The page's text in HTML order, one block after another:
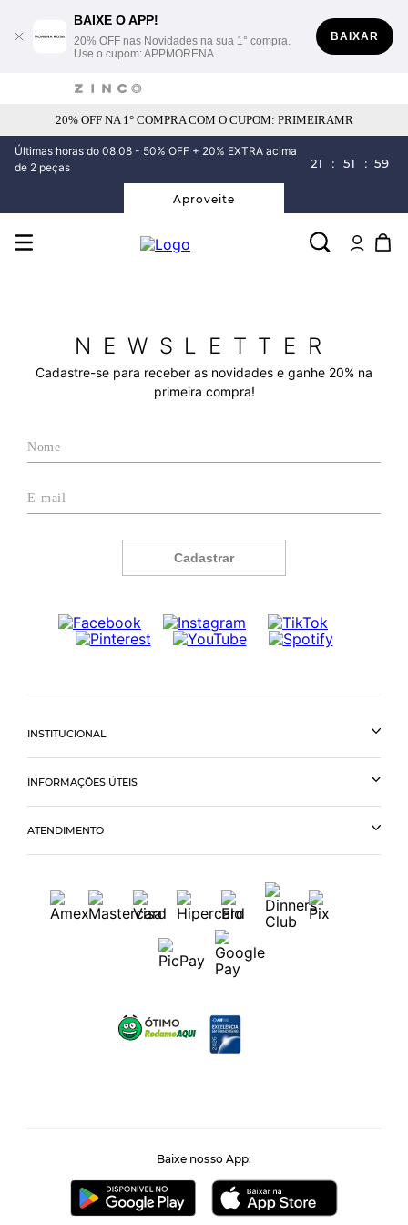
BAIXE O APP!
20% OFF nas Novidades na sua 1° compra.
Use o cupom: APPMORENA
BAIXAR
20% OFF NA 1° COMPRA COM O CUPOM: PRIMEIRAMR
Últimas horas do 08.08 - 50% OFF + 20% EXTRA acima
de 2 peças
21 : 51 : 59
Aproveite
NEWSLETTER
Cadastre-se para receber as novidades e ganhe 20% na
primeira compra!
Cadastrar
INSTITUCIONAL
INFORMAÇÕES ÚTEIS
ATENDIMENTO
Baixe nosso App: